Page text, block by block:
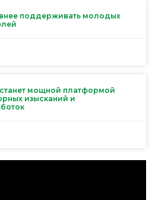
поддерживать молодых
станет мощной платформой
изысканий и